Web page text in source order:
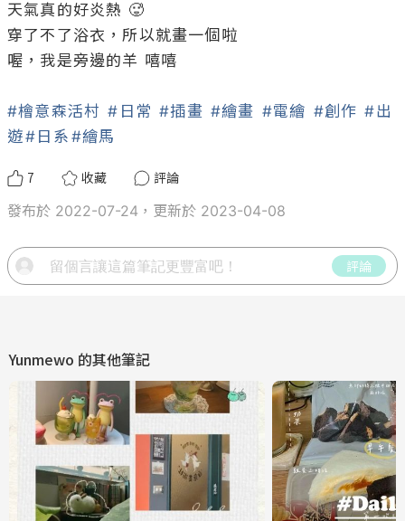
天氣真的好炎熱 🥵
穿了不了浴衣，所以就畫一個啦
喔，我是旁邊的羊 嘻嘻
#檜意森活村 #日常 #插畫 #繪畫 #電繪 #創作 #出
遊#日系 #繪馬
7 收藏
評論
發布於 2022-07-24，更新於 2023-04-08
評論
Yunmewo 的其他筆記